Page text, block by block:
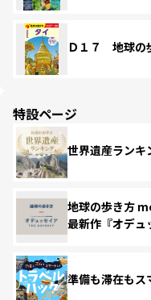
Ｄ１７ 地球の
特設ページ
世界遺産ランキ
地球の歩き方
最新作『オデュ
準備も滞在も